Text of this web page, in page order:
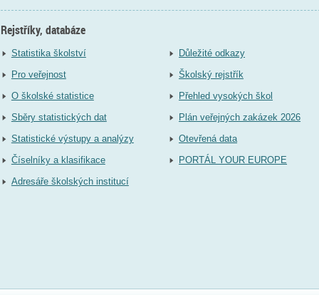
Rejstříky, databáze
Statistika školství
Pro veřejnost
O školské statistice
Sběry statistických dat
Statistické výstupy a analýzy
Číselníky a klasifikace
Adresáře školských institucí
Důležité odkazy
Školský rejstřík
Přehled vysokých škol
Plán veřejných zakázek 2026
Otevřená data
PORTÁL YOUR EUROPE